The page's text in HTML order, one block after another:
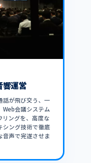
運営
話が飛び交う、一
Web会議システム
リングを、高度な
シング技術で徹底
音声で完遂させま